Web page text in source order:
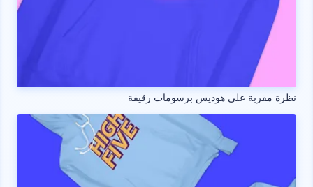
نظرة مقربة على هوديس برسومات رقيقة